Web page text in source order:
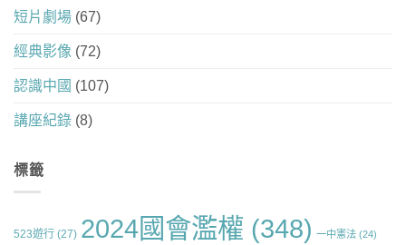
短片劇場 (67)
經典影像 (72)
認識中國 (107)
講座紀錄 (8)
標籤
523遊行 (27) 2024國會濫權 (348) 一中憲法 (24)